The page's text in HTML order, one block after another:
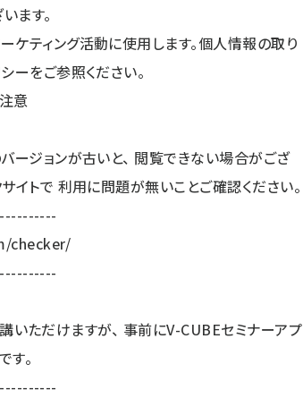
ます。
ティング活動に使用します。個人情報の取り
ーをご参照ください。
意
ージョンが古いと、 閲覧できない場合がござ
イトで 利用に問題が無いことご確認ください。
checker/
いただけますが、 事前にV-CUBEセミナーアプ
す。